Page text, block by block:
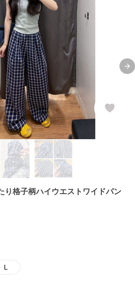
り格子柄ハイウエストワイドパン
L